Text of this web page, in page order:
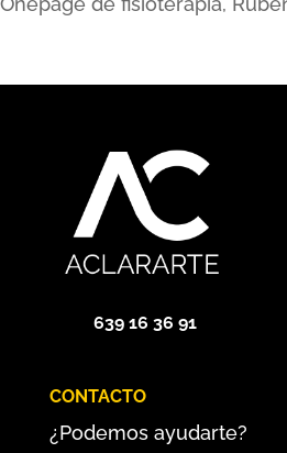
639 16 36 91
CONTACTO
¿Podemos ayudarte?